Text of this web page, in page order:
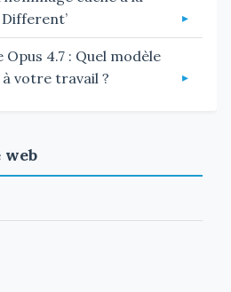
Opus 4.7 : Quel modèle
à votre travail ?